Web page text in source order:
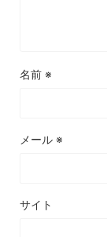
名前 ※
メール ※
サイト